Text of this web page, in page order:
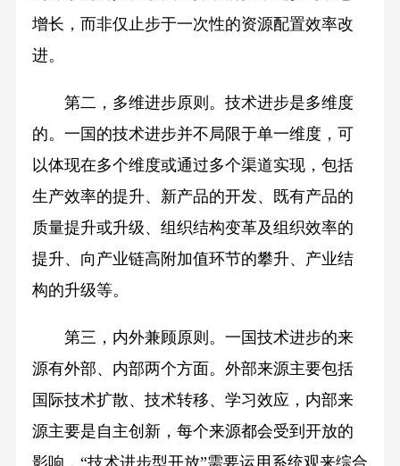
增长，而非仅止步于一次性的资源配置效率改
进。
第二，多维进步原则。技术进步是多维度
的。一国的技术进步并不局限于单一维度，可
以体现在多个维度或通过多个渠道实现，包括
生产效率的提升、新产品的开发、既有产品的
质量提升或升级、组织结构变革及组织效率的
提升、向产业链高附加值环节的攀升、产业结
构的升级等。
第三，内外兼顾原则。一国技术进步的来
源有外部、内部两个方面。外部来源主要包括
国际技术扩散、技术转移、学习效应，内部来
源主要是自主创新，每个来源都会受到开放的
影响，“技术进步型开放”需要运用系统观来综合